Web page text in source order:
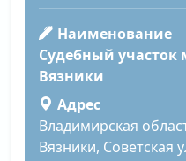
Наименование
Судебный участок
Вязники
Адрес
Владимирская
Вязники, Советская